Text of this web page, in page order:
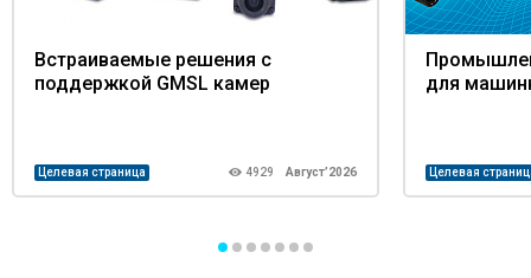
Встраиваемые решения с
поддержкой GMSL камер
Целевая страница 4929 Август’2026
для
Целевая